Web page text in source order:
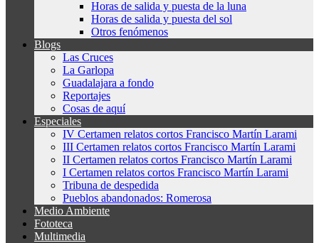
Horas de salida y puesta de la luna
Horas de salida y puesta del sol
Otros fenómenos
Blogs
Las Cruces
La Garlopa
Guadalajara a fondo
Reportajes
Cosas de aquí
Especiales
IV Certamen relatos cortos Francisco Martín Larami
III Certamen relatos cortos Francisco Martín Larami
II Certamen relatos cortos Francisco Martín Larami
I Certamen relatos cortos Francisco Martín Larami
Tribuna de despedida
Pueblos abandonados: Romerosa
Medio Ambiente
Fototeca
Multimedia